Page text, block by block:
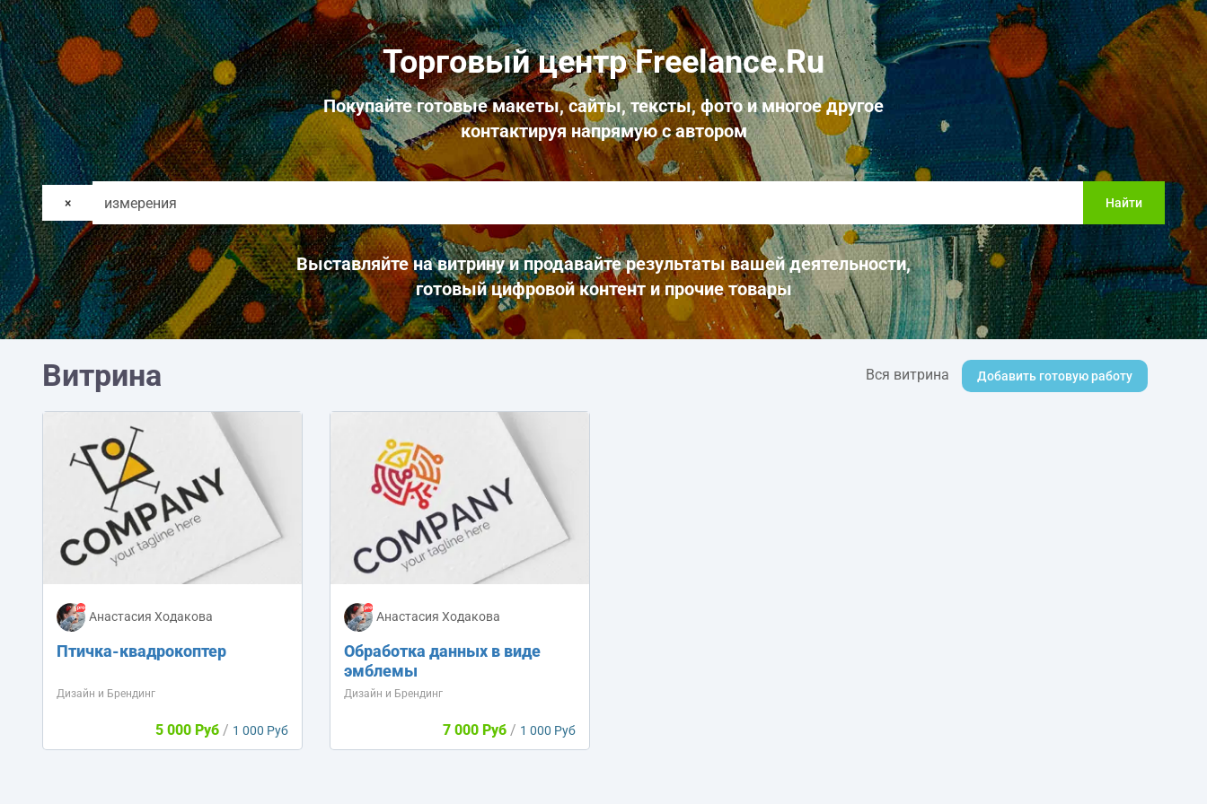
Торговый центр Freelance.Ru
Покупайте готовые макеты, сайты, тексты, фото и многое другое
контактируя напрямую с автором
× Найти
Выставляйте на витрину и продавайте результаты вашей деятельности,
готовый цифровой контент и прочие товары
Витрина Вся витрина Добавить готовую работу
Анастасия Ходакова
Птичка-квадрокоптер
Дизайн и Брендинг
5 000 Руб / 1 000 Руб
Анастасия Ходакова
Обработка данных в виде
эмблемы
Дизайн и Брендинг
7 000 Руб / 1 000 Руб